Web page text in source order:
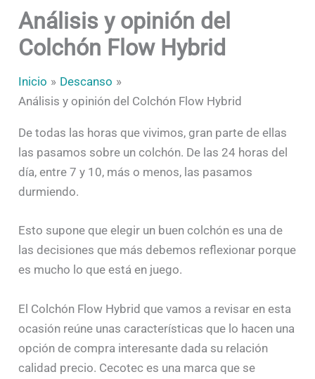
Análisis y opinión del
Colchón Flow Hybrid
Inicio
Descanso
Análisis y opinión del Colchón Flow Hybrid
De todas las horas que vivimos, gran parte de ellas
las pasamos sobre un colchón. De las 24 horas del
día, entre 7 y 10, más o menos, las pasamos
durmiendo.
Esto supone que elegir un buen colchón es una de
las decisiones que más debemos reflexionar porque
es mucho lo que está en juego.
El Colchón Flow Hybrid que vamos a revisar en esta
ocasión reúne unas características que lo hacen una
opción de compra interesante dada su relación
calidad precio. Cecotec es una marca que se